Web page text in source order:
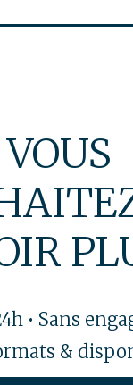
VOUS
• Sans
&